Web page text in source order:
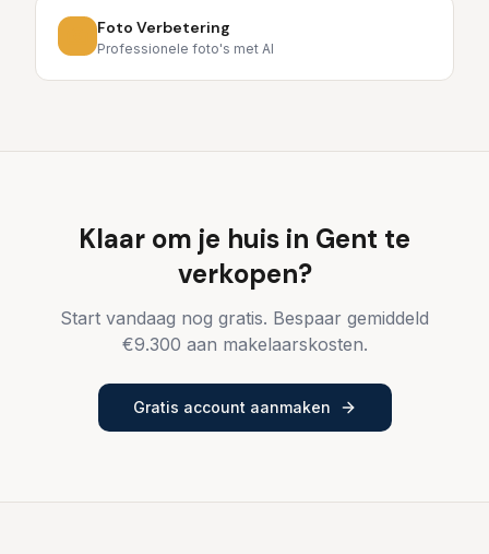
Foto Verbetering
Professionele foto's met AI
Klaar om je huis in Gent te
verkopen?
Start vandaag nog gratis. Bespaar gemiddeld
€9.300 aan makelaarskosten.
Gratis account aanmaken